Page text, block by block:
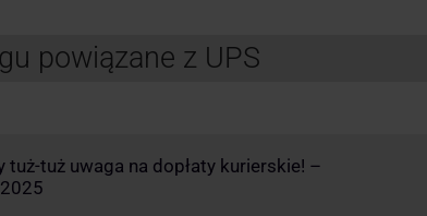
powiązane z UPS
tuż-tuż uwaga na dopłaty kurierskie! –